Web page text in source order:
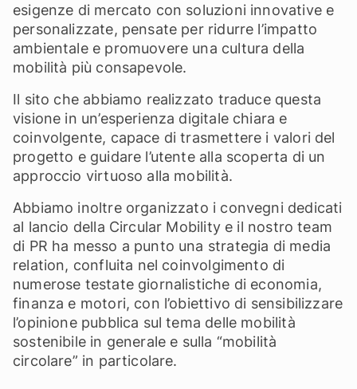
esigenze di mercato con soluzioni innovative e
personalizzate, pensate per ridurre l’impatto
ambientale e promuovere una cultura della
mobilità più consapevole.
Il sito che abbiamo realizzato traduce questa
visione in un’esperienza digitale chiara e
coinvolgente, capace di trasmettere i valori del
progetto e guidare l’utente alla scoperta di un
approccio virtuoso alla mobilità.
Abbiamo inoltre organizzato i convegni dedicati
al lancio della Circular Mobility e il nostro team
di PR ha messo a punto una strategia di media
relation, confluita nel coinvolgimento di
numerose testate giornalistiche di economia,
finanza e motori, con l’obiettivo di sensibilizzare
l’opinione pubblica sul tema delle mobilità
sostenibile in generale e sulla “mobilità
circolare” in particolare.